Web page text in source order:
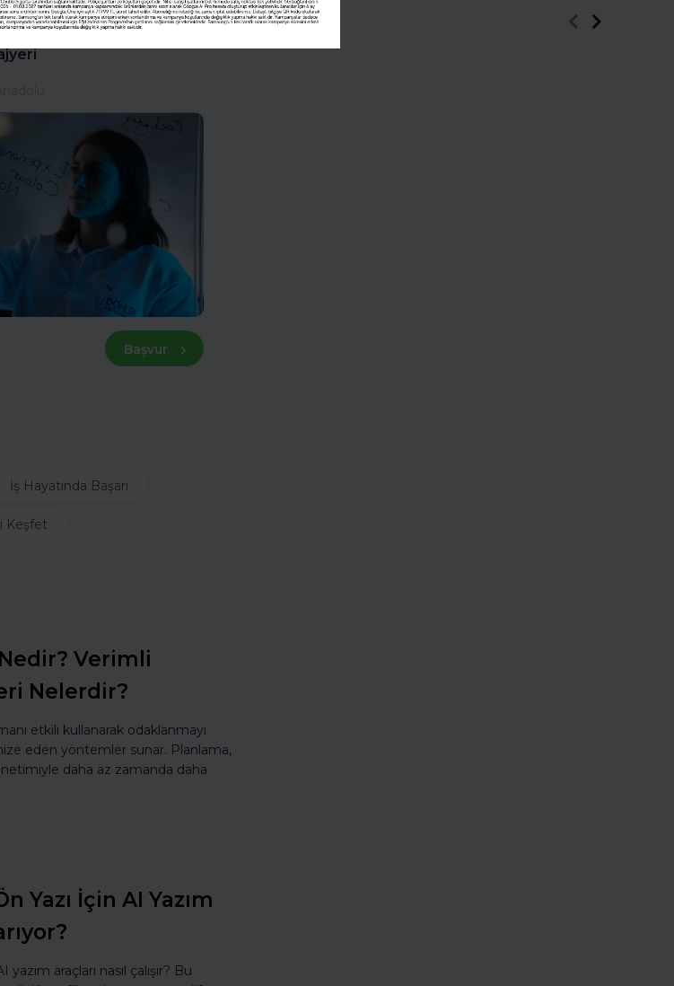
Başvur
İş Hayatında Başarı
Keşfet
Verimli
Nelerdir?
etkili kullanarak odaklanmayı
eden yöntemler sunar. Planlama,
daha az zamanda daha
Yazı İçin AI Yazım
araçları nasıl çalışır? Bu